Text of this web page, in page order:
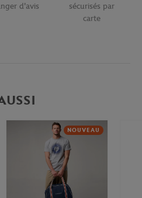
d'avis
sécurisés par
carte
NOUVEAU